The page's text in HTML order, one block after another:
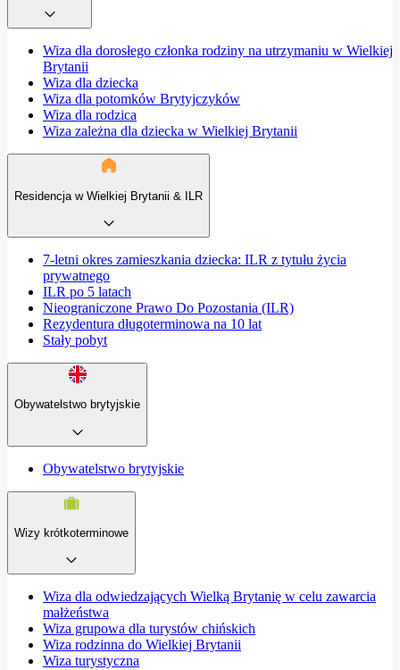
Wiza dla dorosłego członka rodziny na utrzymaniu w Wielkiej
Brytanii
Wiza dla dziecka
Wiza dla potomków Brytyjczyków
Wiza dla rodzica
Wiza zależna dla dziecka w Wielkiej Brytanii
Residencja w Wielkiej Brytanii & ILR
7-letni okres zamieszkania dziecka: ILR z tytułu życia
prywatnego
ILR po 5 latach
Nieograniczone Prawo Do Pozostania (ILR)
Rezydentura długoterminowa na 10 lat
Stały pobyt
Obywatelstwo brytyjskie
Obywatelstwo brytyjskie
Wizy krótkoterminowe
Wiza dla odwiedzających Wielką Brytanię w celu zawarcia
małżeństwa
Wiza grupowa dla turystów chińskich
Wiza rodzinna do Wielkiej Brytanii
Wiza turystyczna